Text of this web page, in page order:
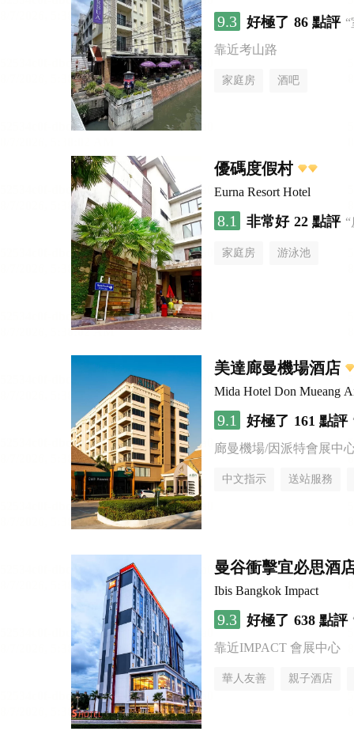
9.3 好極了 86 點評
靠近考山路
家庭房 酒吧
優碼度假村
Eurna Resort Hotel
8.1 非常好 22 點評
家庭房 游泳池
美達廊曼機場酒店
Mida Hotel Don Mueang
9.1 好極了 161 點評
廊曼機場/因派特會展中
中文指示 送站服務
曼谷衝擊宜必思酒
Ibis Bangkok Impact
9.3 好極了 638 點評
靠近IMPACT 會展中心
華人友善 親子酒店